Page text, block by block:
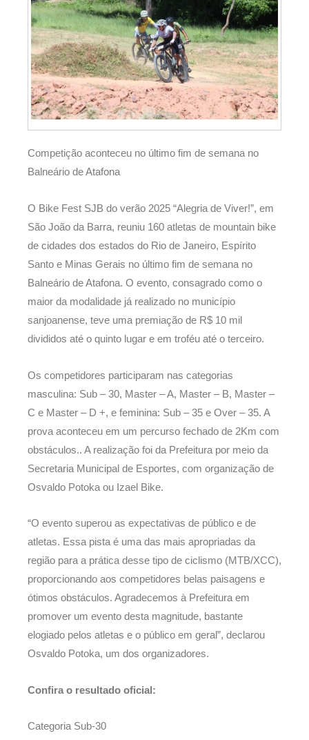
Competição aconteceu no último fim de semana no
Balneário de Atafona
O Bike Fest SJB do verão 2025 “Alegria de Viver!”, em
São João da Barra, reuniu 160 atletas de mountain bike
de cidades dos estados do Rio de Janeiro, Espírito
Santo e Minas Gerais no último fim de semana no
Balneário de Atafona. O evento, consagrado como o
maior da modalidade já realizado no município
sanjoanense, teve uma premiação de R$ 10 mil
divididos até o quinto lugar e em troféu até o terceiro.
Os competidores participaram nas categorias
masculina: Sub – 30, Master – A, Master – B, Master –
C e Master – D +, e feminina: Sub – 35 e Over – 35. A
prova aconteceu em um percurso fechado de 2Km com
obstáculos.. A realização foi da Prefeitura por meio da
Secretaria Municipal de Esportes, com organização de
Osvaldo Potoka ou Izael Bike.
“O evento superou as expectativas de público e de
atletas. Essa pista é uma das mais apropriadas da
região para a prática desse tipo de ciclismo (MTB/XCC),
proporcionando aos competidores belas paisagens e
ótimos obstáculos. Agradecemos à Prefeitura em
promover um evento desta magnitude, bastante
elogiado pelos atletas e o público em geral”, declarou
Osvaldo Potoka, um dos organizadores.
Confira o resultado oficial:
Categoria Sub-30